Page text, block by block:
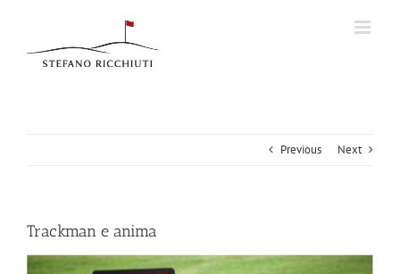
Previous Next
Trackman e anima